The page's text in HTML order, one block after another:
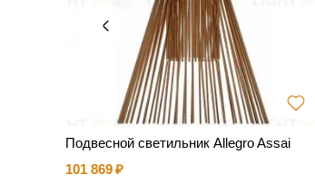
Подвесной светильник Allegro Assai
101 869